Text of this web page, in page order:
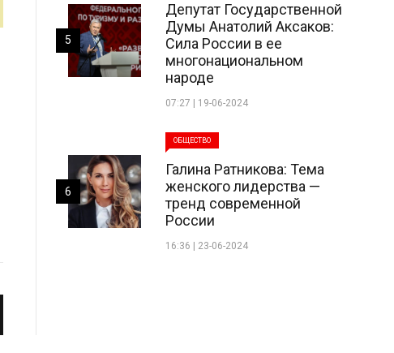
Депутат Государственной
Думы Анатолий Аксаков:
Сила России в ее
многонациональном
народе
07:27 | 19-06-2024
5
ОБЩЕСТВО
Галина Ратникова: Тема
женского лидерства —
тренд современной
России
16:36 | 23-06-2024
6